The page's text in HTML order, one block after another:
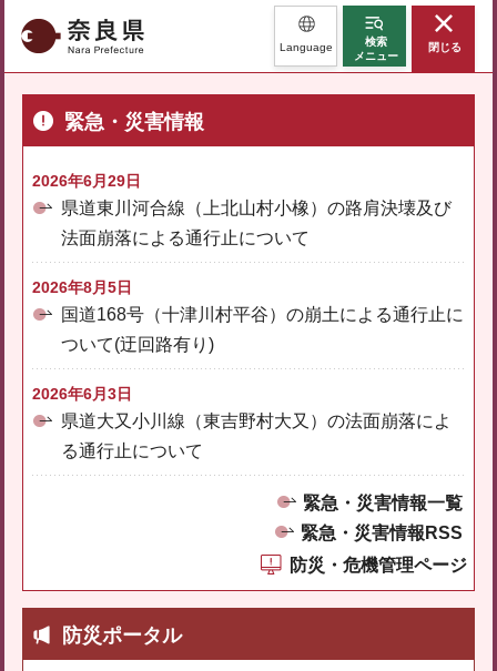
奈良県 Language
検索
メニュー
閉じる
緊急・災害情報
2026年6月29日
県道東川河合線（上北山村小橡）の路肩決壊及び
法面崩落による通行止について
2026年8月5日
国道168号（十津川村平谷）の崩土による通行止に
ついて(迂回路有り)
2026年6月3日
県道大又小川線（東吉野村大又）の法面崩落によ
る通行止について
緊急・災害情報一覧
緊急・災害情報RSS
防災・危機管理ページ
防災ポータル